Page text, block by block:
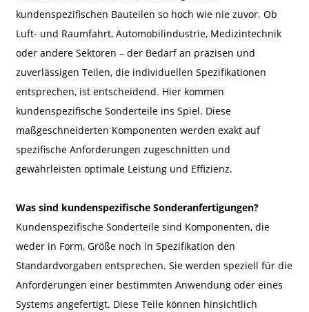
kundenspezifischen Bauteilen so hoch wie nie zuvor. Ob
Luft- und Raumfahrt, Automobilindustrie, Medizintechnik
oder andere Sektoren – der Bedarf an präzisen und
zuverlässigen Teilen, die individuellen Spezifikationen
entsprechen, ist entscheidend. Hier kommen
kundenspezifische Sonderteile ins Spiel. Diese
maßgeschneiderten Komponenten werden exakt auf
spezifische Anforderungen zugeschnitten und
gewährleisten optimale Leistung und Effizienz.
Was sind kundenspezifische Sonderanfertigungen?
Kundenspezifische Sonderteile sind Komponenten, die
weder in Form, Größe noch in Spezifikation den
Standardvorgaben entsprechen. Sie werden speziell für die
Anforderungen einer bestimmten Anwendung oder eines
Systems angefertigt. Diese Teile können hinsichtlich